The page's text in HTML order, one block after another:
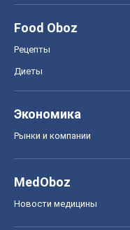
Food Oboz
Рецепты
Диеты
Экономика
Рынки и компании
MedOboz
Новости медицины